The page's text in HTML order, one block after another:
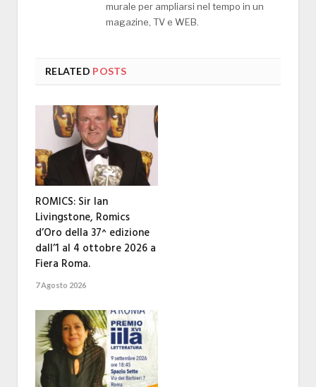
murale per ampliarsi nel tempo in un
magazine, TV e WEB.
RELATED POSTS
ROMICS: Sir Ian
Livingstone, Romics
d’Oro della 37^ edizione
dall’1 al 4 ottobre 2026 a
Fiera Roma.
7 Agosto 2026